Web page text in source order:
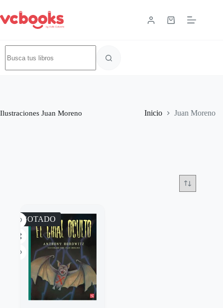
Ilustraciones Juan Moreno Inicio Juan Moreno
AGOTADO